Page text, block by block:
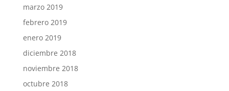
marzo 2019
febrero 2019
enero 2019
diciembre 2018
noviembre 2018
octubre 2018